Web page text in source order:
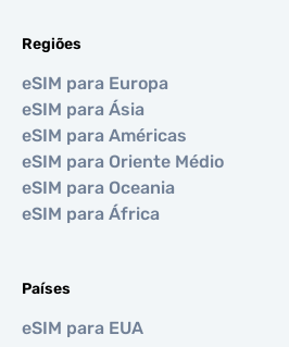
Regiões
eSIM para Europa
eSIM para Ásia
eSIM para Américas
eSIM para Oriente Médio
eSIM para Oceania
eSIM para África
Países
eSIM para EUA